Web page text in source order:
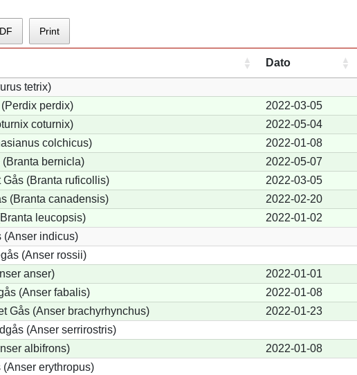
Print
Dato
tetrix)
perdix) 2022-03-05
coturnix) 2022-05-04
colchicus)
2022-01-08
(Branta bernicla) 2022-05-07
Gås (Branta ruficollis) 2022-03-05
(Branta canadensis) 2022-02-20
leucopsis)
2022-01-02
(Anser indicus)
(Anser rossii)
anser)
2022-01-01
(Anser fabalis)
2022-01-08
Gås (Anser brachyrhynchus) 2022-01-23
(Anser serrirostris)
albifrons)
2022-01-08
erythropus)